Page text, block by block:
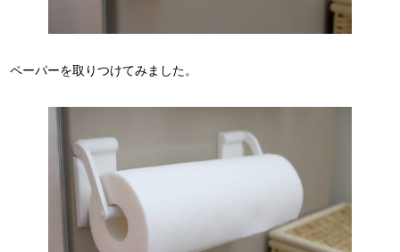
ペーパーを取りつけてみました。